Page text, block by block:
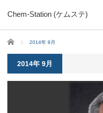
Chem-Station (ケムステ)
ホーム 2014年 9月
2014年 9月